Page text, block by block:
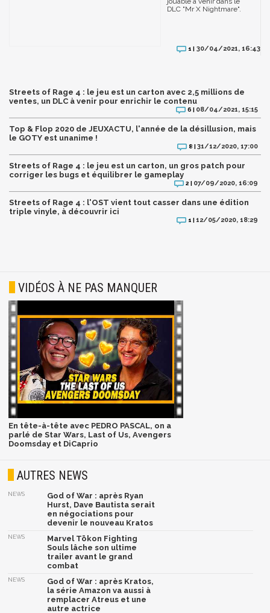
DLC "Mr X Nightmare".
1 | 30/04/2021, 16:43
Streets of Rage 4 : le jeu est un carton avec 2,5 millions de
ventes, un DLC à venir pour enrichir le contenu
6 | 08/04/2021, 15:15
Top & Flop 2020 de JEUXACTU, l'année de la désillusion, mais
le GOTY est unanime !
8 | 31/12/2020, 17:00
Streets of Rage 4 : le jeu est un carton, un gros patch pour
corriger les bugs et équilibrer le gameplay
2 | 07/09/2020, 16:09
Streets of Rage 4 : l'OST vient tout casser dans une édition
triple vinyle, à découvrir ici
1 | 12/05/2020, 18:29
VIDÉOS À NE PAS MANQUER
En tête-à-tête avec PEDRO PASCAL, on a
parlé de Star Wars, Last of Us, Avengers
Doomsday et DiCaprio
AUTRES NEWS
NEWS
God of War : après Ryan
Hurst, Dave Bautista serait
en négociations pour
devenir le nouveau Kratos
NEWS
Marvel Tōkon Fighting
Souls lâche son ultime
trailer avant le grand
combat
NEWS
God of War : après Kratos,
la série Amazon va aussi à
remplacer Atreus et une
autre actrice